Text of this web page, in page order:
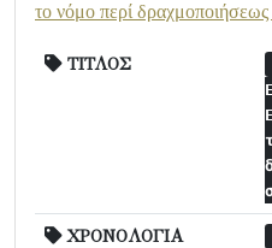
το νόμο περί
ΤΙΤΛΟΣ
ΧΡΟΝΟΛΟΓΙΑ